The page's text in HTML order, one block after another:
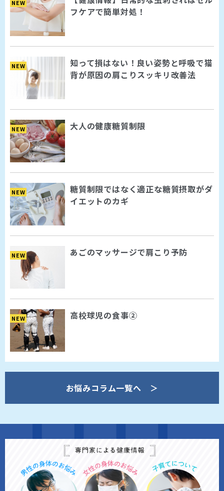
NEW
フケアで簡単対処！
NEW
知って損はない！良い姿勢と呼吸で猫
背が原因の肩こりスッキリ改善法
NEW 大人の健康糖質制限
NEW
糖質制限ではなく適正な糖質摂取がダ
イエットのカギ
NEW あごのマッサージで肩こり予防
NEW 高校球児の食事②
お悩みコラム一覧へ ＞